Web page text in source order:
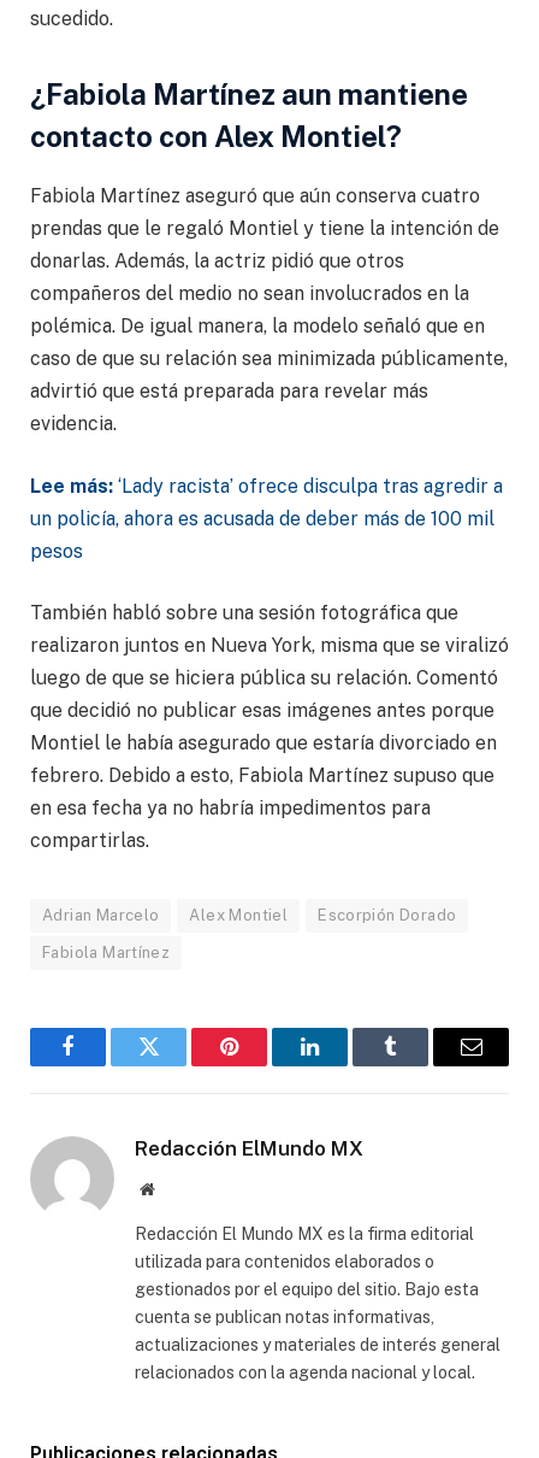
sucedido.
¿Fabiola Martínez aun mantiene
contacto con Alex Montiel?
Fabiola Martínez aseguró que aún conserva cuatro
prendas que le regaló Montiel y tiene la intención de
donarlas. Además, la actriz pidió que otros
compañeros del medio no sean involucrados en la
polémica. De igual manera, la modelo señaló que en
caso de que su relación sea minimizada públicamente,
advirtió que está preparada para revelar más
evidencia.
Lee más: ‘Lady racista’ ofrece disculpa tras agredir a
un policía, ahora es acusada de deber más de 100 mil
pesos
También habló sobre una sesión fotográfica que
realizaron juntos en Nueva York, misma que se viralizó
luego de que se hiciera pública su relación. Comentó
que decidió no publicar esas imágenes antes porque
Montiel le había asegurado que estaría divorciado en
febrero. Debido a esto, Fabiola Martínez supuso que
en esa fecha ya no habría impedimentos para
compartirlas.
Adrian Marcelo Alex Montiel Escorpión Dorado
Fabiola Martínez
FacebookGorjeo Pinterest LinkedInTumblr
Correo
Redacción ElMundo MX
Sitio
Redacción El Mundo MX es la firma editorial
utilizada para contenidos elaborados o
gestionados por el equipo del sitio. Bajo esta
cuenta se publican notas informativas,
actualizaciones y materiales de interés general
relacionados con la agenda nacional y local.